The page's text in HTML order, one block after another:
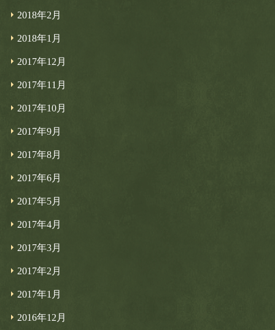
2018年2月
2018年1月
2017年12月
2017年11月
2017年10月
2017年9月
2017年8月
2017年6月
2017年5月
2017年4月
2017年3月
2017年2月
2017年1月
2016年12月